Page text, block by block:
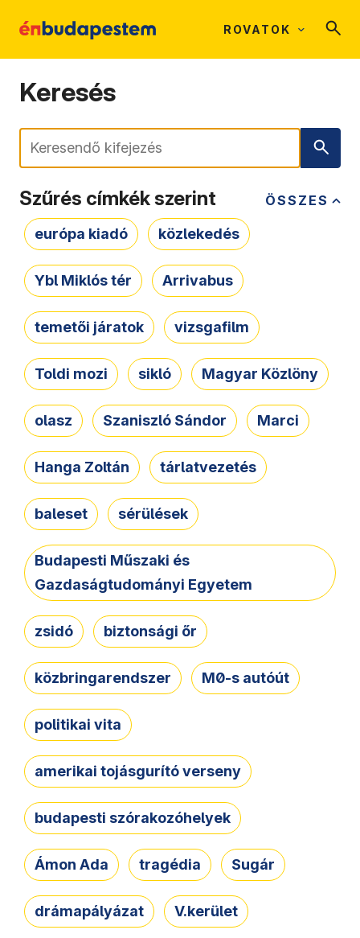
ROVATOK
Keresés
Keresés
ÖSSZES
Szűrés címkék szerint
európa kiadó közlekedés
Ybl Miklós tér Arrivabus
temetői járatok vizsgafilm
Toldi mozi sikló Magyar Közlöny
olasz Szaniszló Sándor Marci
Hanga Zoltán tárlatvezetés
baleset sérülések
Budapesti Műszaki és
Gazdaságtudományi Egyetem
zsidó biztonsági őr
közbringarendszer M0-s autóút
politikai vita
amerikai tojásgurító verseny
budapesti szórakozóhelyek
Ámon Ada tragédia Sugár
drámapályázat V.kerület